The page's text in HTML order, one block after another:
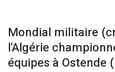
Mondial militaire
l'Algérie
équipes à Ostende